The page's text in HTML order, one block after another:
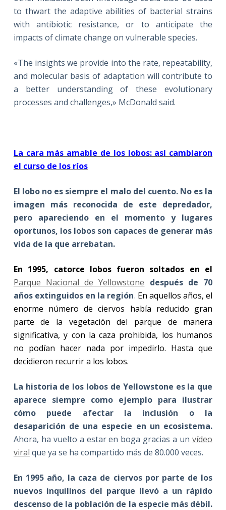
to thwart the adaptive abilities of bacterial strains
with antibiotic resistance, or to anticipate the
impacts of climate change on vulnerable species.
«The insights we provide into the rate, repeatability,
and molecular basis of adaptation will contribute to
a better understanding of these evolutionary
processes and challenges,» McDonald said.
La cara más amable de los lobos: así cambiaron
el curso de los ríos
El lobo no es siempre el malo del cuento. No es la
imagen más reconocida de este depredador,
pero apareciendo en el momento y lugares
oportunos, los lobos son capaces de generar más
vida de la que arrebatan.
En 1995, catorce lobos fueron soltados en el
Parque Nacional de Yellowstone después de 70
años extinguidos en la región. En aquellos años, el
enorme número de ciervos había reducido gran
parte de la vegetación del parque de manera
significativa, y con la caza prohibida, los humanos
no podían hacer nada por impedirlo. Hasta que
decidieron recurrir a los lobos.
La historia de los lobos de Yellowstone es la que
aparece siempre como ejemplo para ilustrar
cómo puede afectar la inclusión o la
desaparición de una especie en un ecosistema.
Ahora, ha vuelto a estar en boga gracias a unvídeo
viral que ya se ha compartido más de 80.000 veces.
En 1995 año, la caza de ciervos por parte de los
nuevos inquilinos del parque llevó a un rápido
descenso de la población de la especie más débil.